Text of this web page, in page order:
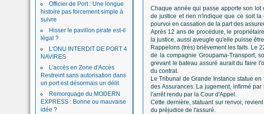
Officier de Port : Une longue
histoire pas forcement simple à
suivre
Hisser le pavillon pirate est-il
légal ?
L'ONU INTERDIT DE PORT 4
NAVIRES
L'accès en Zone d'Accès
Restreint sans autorisation dans
un port est désormais un délit
Remorquage du MODERN
EXPRESS : Bonne ou mauvaise
idée ?
Chaque année qui passe apporte son
de justice et rien n'indique que ce soit
pourvoi en cassation de la part des
Après 12 ans de procédure, le
la justice, aussi aveugle qu'elle puisse
Rappelons (très) brièvement les faits. Le
de la compagnie Groupama-Transport,
grevant le bateau assuré aurait du faire
du contrat.
Le Tribunal de Grande Instance statue
des Assurances. La jugement, infirmé
l'arrêt rendu par la Cour d'Appel.
Cette dernière, statuant sur renvoi,
du préjudice de l'assuré.